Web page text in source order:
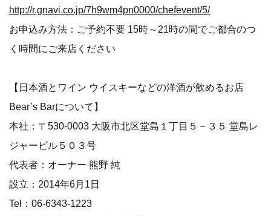
http://r.gnavi.co.jp/7h9wm4pn0000/chefevent/5/
お申込み方法：ご予約不要 15時～21時の間でご都合のつ
く時間にご来店ください
【日本酒とワイン ウイスキーなどの洋酒が飲めるお店
Bear’s Barについて】
本社：〒530-0003 大阪市北区堂島１丁目５－３５ 堂島レ
ジャービル５０３号
代表者：オーナー 熊野 純
設立：2014年6月1日
Tel：06-6343-1223